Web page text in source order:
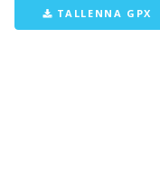
TALLENNA GPX